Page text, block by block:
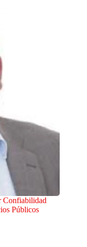
Confiabilidad
Públicos